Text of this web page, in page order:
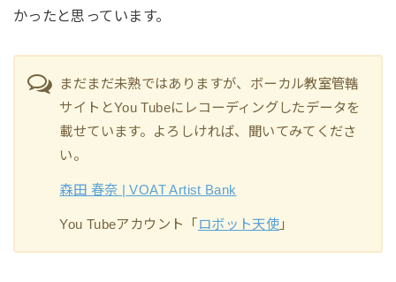
かったと思っています。
まだまだ未熟ではありますが、ボーカル教室管轄
サイトとYou Tubeにレコーディングしたデータを
載せています。よろしければ、聞いてみてくださ
い。
森田 春奈 | VOAT Artist Bank
You Tubeアカウント「 ロボット天使 」